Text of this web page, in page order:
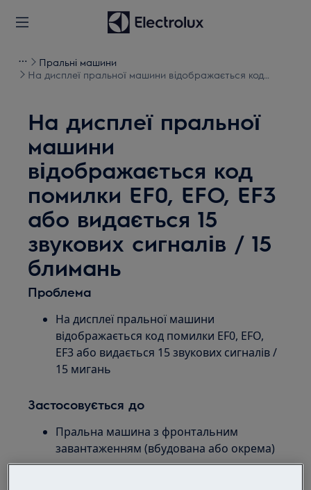
Пральні машини
На дисплеї пральної машини відображається код
На дисплеї пральної
машини
відображається код
помилки EF0, EFO, EF3
або видається 15
звукових сигналів / 15
блимань
Проблема
На дисплеї пральної машини
відображається код помилки EF0, EFO,
EF3 або видається 15 звукових сигналів /
15 мигань
Застосовується до
Пральна машина з фронтальним
завантаженням (вбудована або окрема)